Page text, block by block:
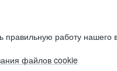
работу нашего
файлов cookie